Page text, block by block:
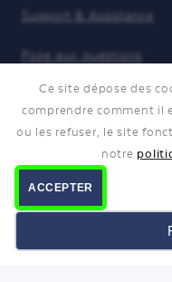
Ce site dépose des
comprendre comment il
ou les refuser, le site
notre
ACCEPTER
Support & Assistance
Foire aux questions
WP